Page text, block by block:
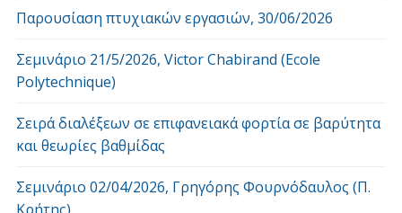
Παρουσίαση πτυχιακών εργασιών, 30/06/2026
Σεμινάριο 21/5/2026, Victor Chabirand (Ecole
Polytechnique)
Σειρά διαλέξεων σε επιφανειακά φορτία σε βαρύτητα
και θεωρίες βαθμίδας
Σεμινάριο 02/04/2026, Γρηγόρης Φουρνόδαυλος (Π.